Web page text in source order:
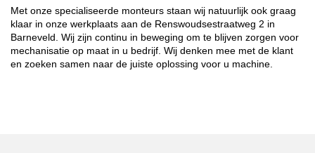
Met onze specialiseerde monteurs staan wij natuurlijk ook graag
klaar in onze werkplaats aan de Renswoudsestraatweg 2 in
Barneveld. Wij zijn continu in beweging om te blijven zorgen voor
mechanisatie op maat in u bedrijf. Wij denken mee met de klant
en zoeken samen naar de juiste oplossing voor u machine.